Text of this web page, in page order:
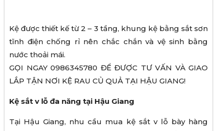
Kệ được thiết kế từ 2 – 3 tầng, khung kệ bằng sắt sơn
tĩnh điện chống rỉ nên chắc chắn và vệ sinh bằng
nước thoải mái.
GỌI NGAY 0986345780 ĐỂ ĐƯỢC TƯ VẤN VÀ GIAO
LẮP TẬN NƠI KỆ RAU CỦ QUẢ TẠI HẬU GIANG!
Kệ sắt v lỗ đa năng tại Hậu Giang
Tại Hậu Giang, nhu cầu mua kệ sắt v lỗ bày hàng